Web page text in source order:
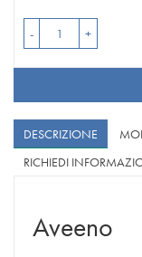
- +
DESCRIZIONE
RICHIEDI
Aveeno